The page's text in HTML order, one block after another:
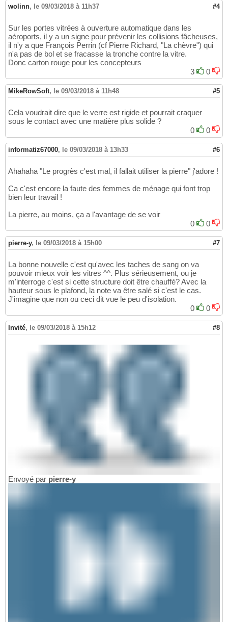
wolinn, le 09/03/2018 à 11h37 #4
Sur les portes vitrées à ouverture automatique dans les
aéroports, il y a un signe pour prévenir les collisions fâcheuses,
il n'y a que François Perrin (cf Pierre Richard, "La chèvre") qui
n'a pas de bol et se fracasse la tronche contre la vitre.
Donc carton rouge pour les concepteurs
3
0
MikeRowSoft, le 09/03/2018 à 11h48 #5
Cela voudrait dire que le verre est rigide et pourrait craquer
sous le contact avec une matière plus solide ?
0
0
informatiz67000, le 09/03/2018 à 13h33 #6
Ahahaha "Le progrès c'est mal, il fallait utiliser la pierre" j'adore !
Ca c'est encore la faute des femmes de ménage qui font trop
bien leur travail !
La pierre, au moins, ça a l'avantage de se voir
0
0
pierre-y, le 09/03/2018 à 15h00 #7
La bonne nouvelle c'est qu'avec les taches de sang on va
pouvoir mieux voir les vitres ^^. Plus sérieusement, ou je
m'interroge c'est si cette structure doit être chauffé? Avec la
hauteur sous le plafond, la note va être salé si c'est le cas.
J'imagine que non ou ceci dit vue le peu d'isolation.
0
0
Invité, le 09/03/2018 à 15h12 #8
Envoyé par pierre-y